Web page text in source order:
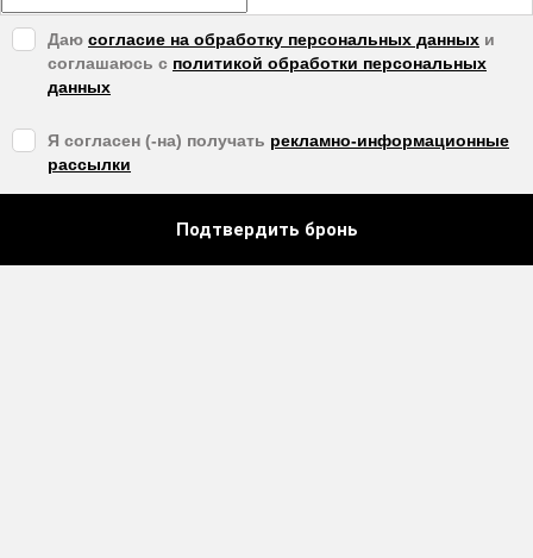
Даю согласие на обработку персональных данных и
соглашаюсь с политикой обработки персональных
данных
Я согласен (-на) получать рекламно-информационные
рассылки
Подтвердить бронь